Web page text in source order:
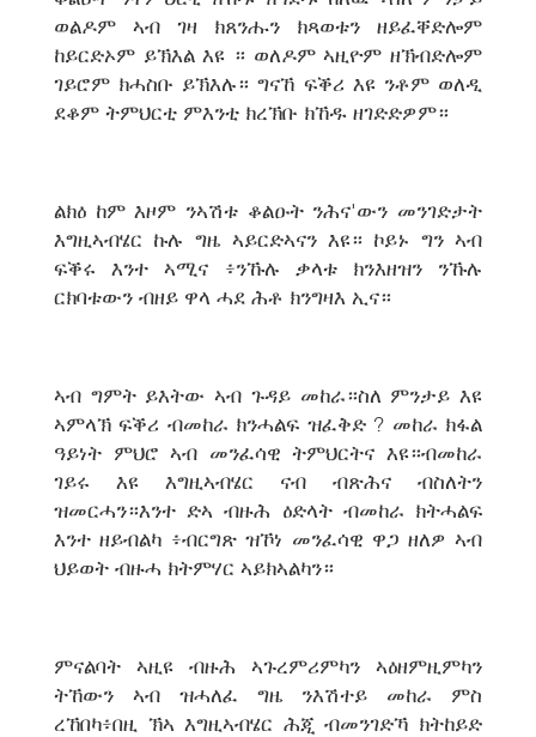
ወልዶም ኣብ ገዛ ክጸንሑን ክጻወቱን ዘይፈቐድሎም
ከይርድኦም ይኽእል እዩ ። ወለዶም ኣዚዮም ዘኽብድሎም
ገይሮም ክሓስቡ ይኽእሉ። ግናኸ ፍቕሪ እዩ ንቶም ወለዲ
ደቆም ትምህርቲ ምእንቲ ክረኽቡ ክኸዱ ዘገድድዎም።
ልክዕ ከም እዞም ንኣሽቱ ቆልዑት ንሕና'ውን መንገድታት
እግዚኣብሄር ኩሉ ግዜ ኣይርድኣናን እዩ። ኮይኑ ግን ኣብ
ፍቕሩ እንተ ኣሚና ፥ንኹሉ ቃላቱ ክንእዘዝን ንኹሉ
ርክባቱውን ብዘይ ዋላ ሓደ ሕቶ ክንግዛእ ኢና።
ኣብ ግምት ይእትው ኣብ ጉዳይ መከራ።ስለ ምንታይ እዩ
ኣምላኽ ፍቕሪ ብመከራ ክንሓልፍ ዝፈቅድ ? መከራ ክፋል
ዓይነት ምህሮ ኣብ መንፈሳዊ ትምህርትና እዩ።ብመከራ
ገይሩ እዩ እግዚኣብሄር ናብ ብጽሕና ብስለትን
ዝመርሓን።እንተ ድኣ ብዙሕ ዕድላት ብመከራ ክትሓልፍ
እንተ ዘይብልካ ፥ብርግጽ ዝኾነ መንፈሳዊ ዋጋ ዘለዎ ኣብ
ህይወት ብዙሓ ክትምሃር ኣይክኣልካን።
ምናልባት ኣዚዩ ብዙሕ ኣጉረምሪምካን ኣዕዘምዚምካን
ትኸውን ኣብ ዝሓለፈ ግዜ ንእሽተይ መከራ ምስ
ረኸበካ፥በዚ ኽኣ እግዚኣብሄር ሕጂ ብመንገድኻ ክትከይድ